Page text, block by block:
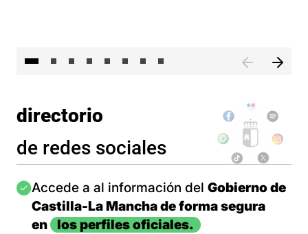
directorio
de redes sociales
Imagen
Accede a al información del Gobierno de
Castilla-La Mancha de forma segura
en
los perfiles oficiales.